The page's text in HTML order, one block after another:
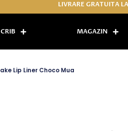
LIVRARE GRATUITA
MAGAZIN
Lip Liner Choco Mua